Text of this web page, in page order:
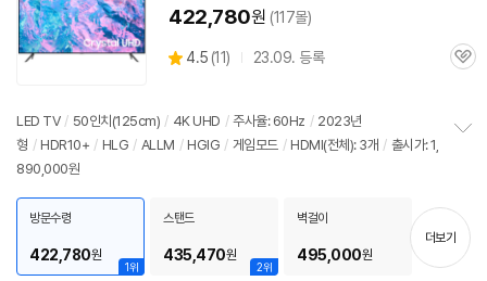
422,780원 (117몰)
별
4.5 (상
뷰
11) 23.09. 등록
관
LED TV / 50인치 (125cm) / 4K UHD / 주사율: 60Hz / 2023년
형 / HDR10+ / HLG / ALLM / HGIG / 게임모드 / HDMI(전체): 3개 / 출시가: 1,
890,000원
기
1위
방문수령
422,780원
2위
스탠드
435,470원
벽걸이
495,000원
더보기